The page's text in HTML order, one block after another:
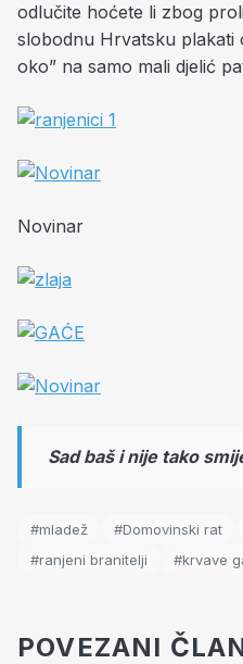
odlučite hoćete li zbog
slobodnu Hrvatsku plakati
oko” na samo mali djelić
Novinar
Sad baš i nije tako
#mladež #Domovinski rat
#ranjeni branitelji
#krvave
POVEZANI